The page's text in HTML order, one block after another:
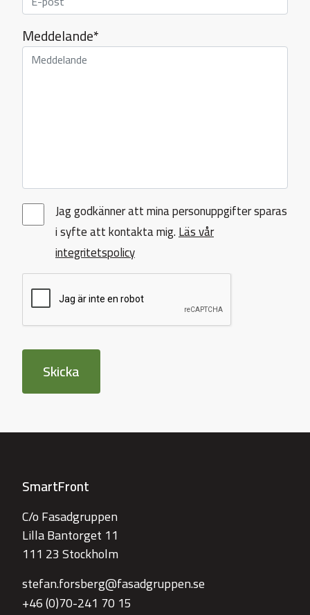
Meddelande*
Jag godkänner att mina personuppgifter sparas
i syfte att kontakta mig.Läs vår
integritetspolicy
Skicka
SmartFront
C/o Fasadgruppen
Lilla Bantorget 11
111 23 Stockholm
stefan.forsberg@fasadgruppen.se
+46 (0)70-241 70 15